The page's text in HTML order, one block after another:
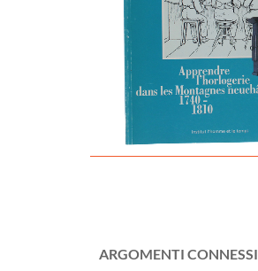
ARGOMENTI CONNESSI